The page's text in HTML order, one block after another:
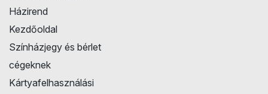
Házirend
Kezdőoldal
Színházjegy és bérlet
cégeknek
Kártyafelhasználási